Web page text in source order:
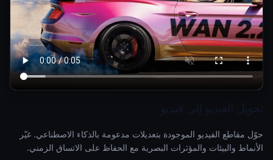
تحويل الفيديو إلى فيديو
حوّل مقاطع الفيديو الموجودة بتعديلات مدعومة بالذكاء الاصطناعي. غيّر
الأنماط والبيئات والمؤثرات البصرية مع الحفاظ على الاتساق الزمني.